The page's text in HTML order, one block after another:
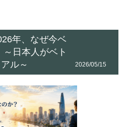
年、なぜ今ベ
～日本人がベト
ル～
2026/05/15